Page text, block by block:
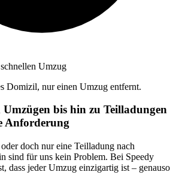
Umzug
Domizil, nur einen Umzug entfernt.
bis hin zu Teilladungen
Anforderung
doch nur eine Teilladung nach
sind für uns kein Problem. Bei Speedy
dass jeder Umzug einzigartig ist – genauso